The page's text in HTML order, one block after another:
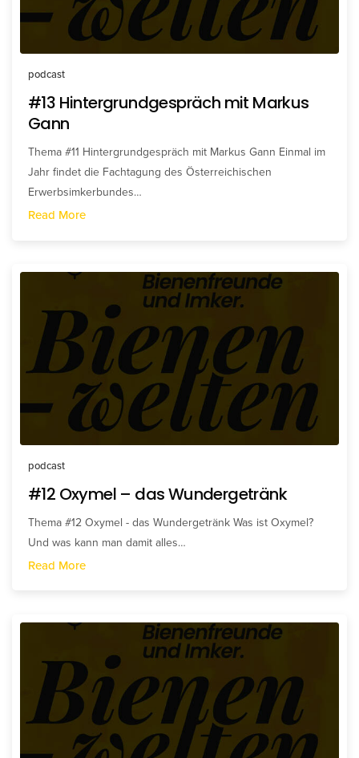
podcast
#13 Hintergrundgespräch mit Markus
Gann
Thema #11 Hintergrundgespräch mit Markus Gann Einmal im
Jahr findet die Fachtagung des Österreichischen
Erwerbsimkerbundes…
Read More
podcast
#12 Oxymel – das Wundergetränk
Thema #12 Oxymel - das Wundergetränk Was ist Oxymel?
Und was kann man damit alles…
Read More